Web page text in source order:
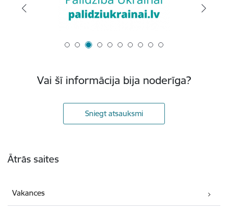
Vai šī informācija bija noderīga?
Sniegt atsauksmi
Ātrās saites
Vakances